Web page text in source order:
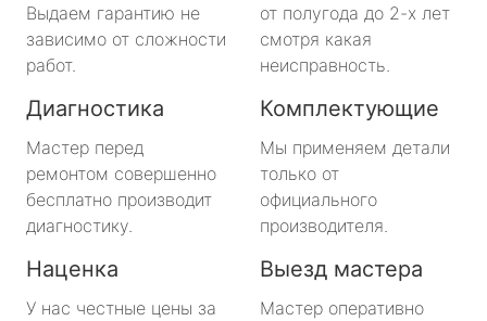
Выдаем гарантию не
зависимо от сложности
работ.
от полугода до 2-х лет
смотря какая
неисправность.
Диагностика
Мастер перед
ремонтом совершенно
бесплатно производит
диагностику.
Комплектующие
Мы применяем детали
только от
официального
производителя.
Наценка
У нас честные цены за
Выезд мастера
Мастер оперативно